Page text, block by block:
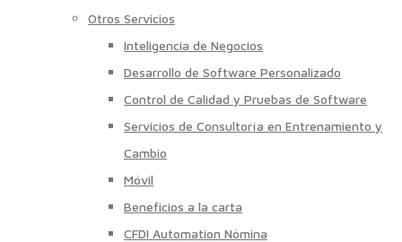
Otros Servicios
Inteligencia de Negocios
Desarrollo de Software Personalizado
Control de Calidad y Pruebas de Software
Servicios de Consultoría en Entrenamiento y
Cambio
Móvil
Beneficios a la carta
CFDI Automation Nómina